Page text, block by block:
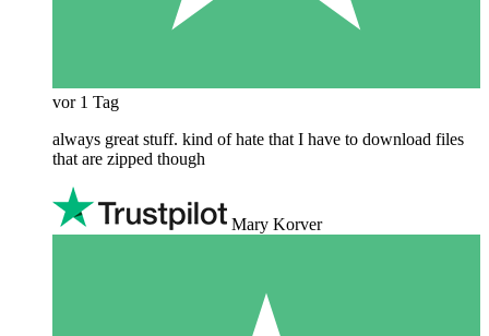
vor 1 Tag
always great stuff. kind of hate that I have to download files
that are zipped though
Mary Korver